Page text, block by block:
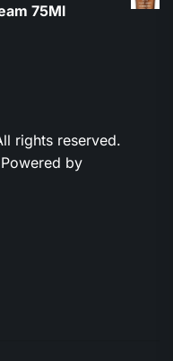
75Ml
rights reserved.
Powered by